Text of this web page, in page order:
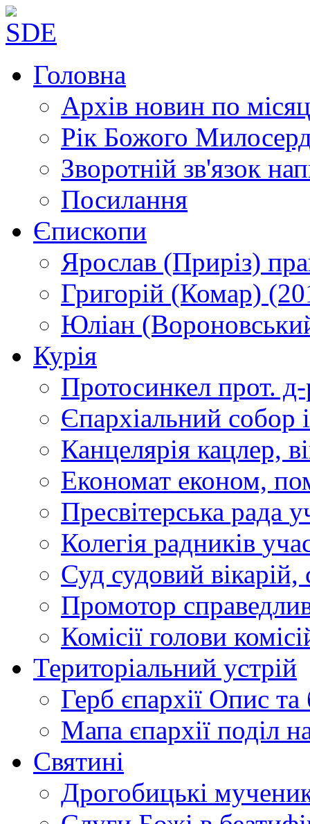
Головна
Архів новин по
Рік Божого
Зворотній зв'язок
Посилання
Єпископи
Ярослав (Приріз)
Григорій (Комар)
Юліан
Курія
Протосинкел прот.
Єпархіальний собор
Канцелярія кацлер,
Економат економ,
Пресвітерська рада
Колегія радників
Суд судовий вікарій,
Промотор
Комісії голови
Територіальний устрій
Герб єпархії Опис та
Мапа єпархії поділ
Святині
Дрогобицькі